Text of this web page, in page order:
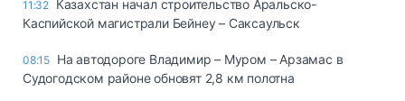
11:32
Казахстан начал строительство Аральско-
Каспийской магистрали Бейнеу – Саксаульск
08:15 На автодороге Владимир – Муром – Арзамас в
Судогодском районе обновят 2,8 км полотна